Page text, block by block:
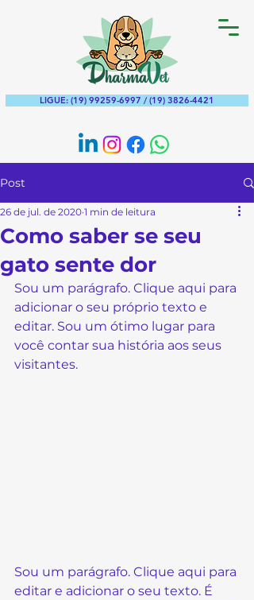
LIGUE: (19) 99259-6997 / (19) 3826-4421
Post
Como saber se seu
gato sente dor
26 de jul. de 2020 1 min de leitura
Sou um parágrafo. Clique aqui para
adicionar o seu próprio texto e
editar. Sou um ótimo lugar para
você contar sua história aos seus
visitantes.
Sou um parágrafo. Clique aqui para
editar e adicionar o seu texto. É